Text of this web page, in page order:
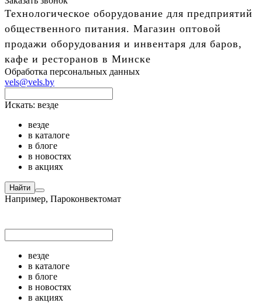
Технологическое оборудование для предприятий
общественного питания. Магазин оптовой
продажи оборудования и инвентаря для баров,
кафе и ресторанов в Минске
Обработка персональных данных
vels@vels.by
Искать: везде
везде
в каталоге
в блоге
в новостях
в акциях
Найти
Например, Пароконвектомат
везде
в каталоге
в блоге
в новостях
в акциях